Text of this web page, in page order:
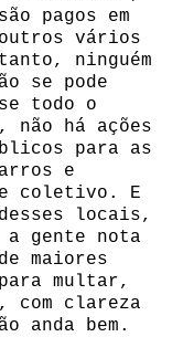
pagos em
vários
ninguém
se pode
todo o
não há ações
para as
e
coletivo. E
desses locais,
gente nota
maiores
multar,
clareza
anda bem.